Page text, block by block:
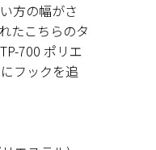
方の幅がさ
たこちらのタ
700 ポリエ
フックを追